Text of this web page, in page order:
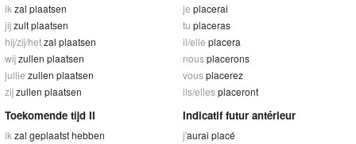
ik zal plaatsen
jijzult plaatsen
hij/zij/hetzal plaatsen
wijzullen plaatsen
jullie zullen plaatsen
zijzullen plaatsen
je placerai
tu placeras
il/elle placera
nousplacerons
vousplacerez
ils/ellesplaceront
Toekomende tijd II
ik zal geplaatst hebben
Indicatif futur antérieur
j'aurai placé